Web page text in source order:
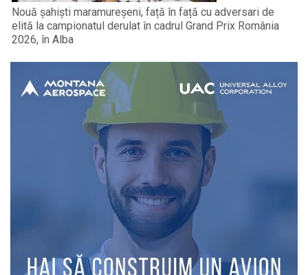
Nouă șahiști maramureșeni, față în față cu adversari de
elită la campionatul derulat în cadrul Grand Prix România
2026, în Alba